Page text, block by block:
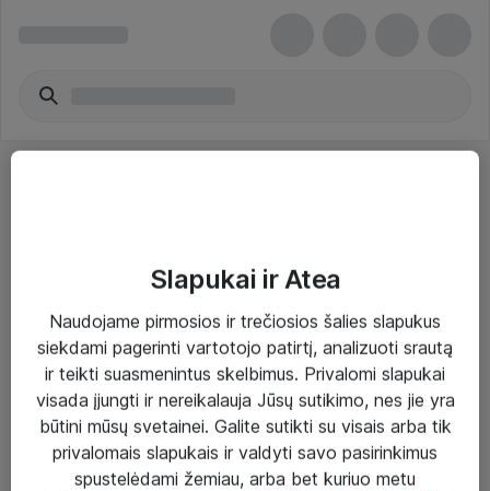
Paslaugos
Sprendimai
Įgyvendinti projektai
Atea ekspertų patarimai verslui
Slapukai ir Atea
Naudojame pirmosios ir trečiosios šalies slapukus
siekdami pagerinti vartotojo patirtį, analizuoti srautą
ir teikti suasmenintus skelbimus. Privalomi slapukai
visada įjungti ir nereikalauja Jūsų sutikimo, nes jie yra
būtini mūsų svetainei. Galite sutikti su visais arba tik
privalomais slapukais ir valdyti savo pasirinkimus
spustelėdami žemiau, arba bet kuriuo metu